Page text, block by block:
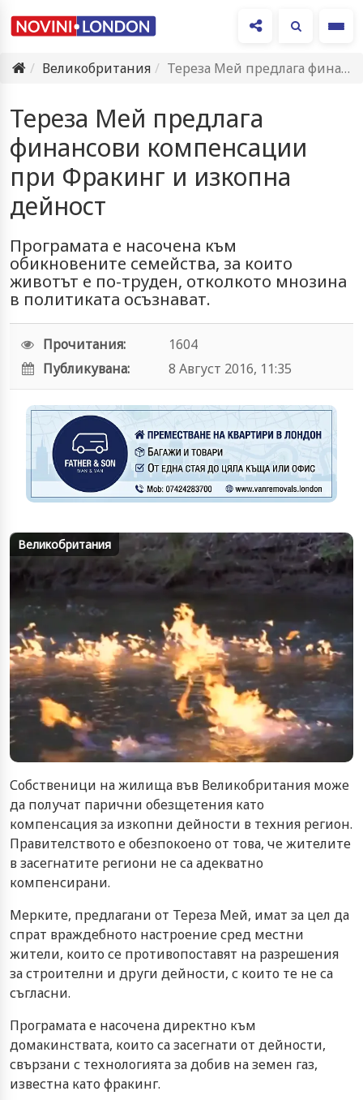
Великобритания
Тереза Мей предлага финансови компенсации при Фракинг и изкопна дейност
Тереза Мей предлага
финансови компенсации
при Фракинг и изкопна
дейност
Програмата е насочена към
обикновените семейства, за които
животът е по-труден, отколкото мнозина
в политиката осъзнават.
Прочитания:
1604
Публикувана:
8 Август 2016, 11:35
Великобритания
Собственици на жилища във Великобритания може
да получат парични обезщетения като
компенсация за изкопни дейности в техния регион.
Правителството е обезпокоено от това, че жителите
в засегнатите региони не са адекватно
компенсирани.
Мерките, предлагани от Тереза Мей, имат за цел да
спрат враждебното настроение сред местни
жители, които се противопоставят на разрешения
за строителни и други дейности, с които те не са
съгласни.
Програмата е насочена директно към
домакинствата, които са засегнати от дейности,
свързани с технологията за добив на земен газ,
известна като фракинг.